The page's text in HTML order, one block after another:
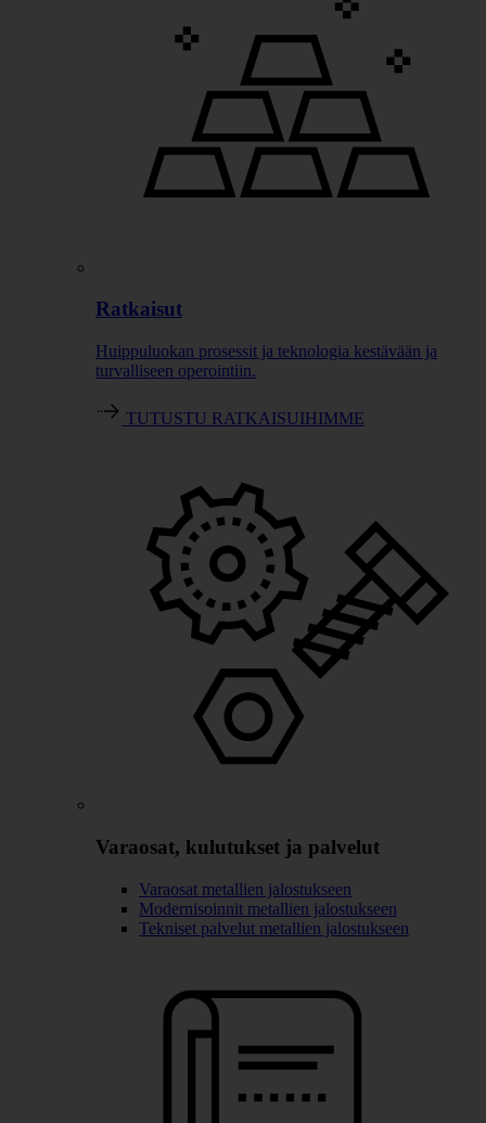
Ratkaisut
Huippuluokan prosessit ja teknologia kestävään ja
turvalliseen operointiin.
TUTUSTU RATKAISUIHIMME
Varaosat, kulutukset ja palvelut
Varaosat metallien jalostukseen
Modernisoinnit metallien jalostukseen
Tekniset palvelut metallien jalostukseen